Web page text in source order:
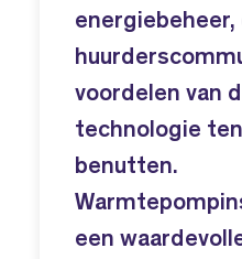
voordelen van
technologie
benutten.
een